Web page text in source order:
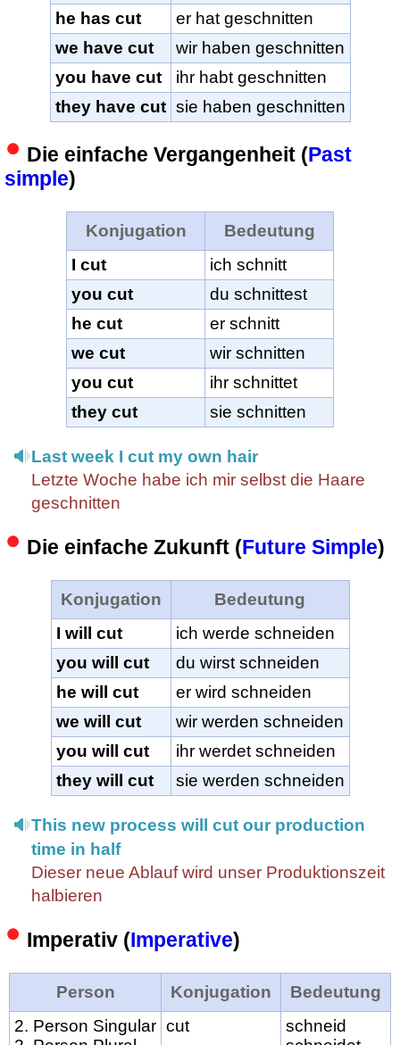
he has cut
er hat geschnitten
we have cut
wir haben geschnitten
you have cut
ihr habt geschnitten
they have cut sie haben geschnitten
Die einfache Vergangenheit (Past
simple)
Konjugation
Bedeutung
I cut
ich schnitt
you cut
du schnittest
he cut
er schnitt
we cut
wir schnitten
you cut
ihr schnittet
they cut
sie schnitten
Last week I cut my own hair
Letzte Woche habe ich mir selbst die Haare
geschnitten
Die einfache Zukunft (Future Simple)
Konjugation
Bedeutung
I will cut
ich werde schneiden
you will cut
du wirst schneiden
he will cut
er wird schneiden
we will cut
wir werden schneiden
you will cut
ihr werdet schneiden
they will cut
sie werden schneiden
This new process will cut our production
time in half
Dieser neue Ablauf wird unser Produktionszeit
halbieren
Imperativ (Imperative)
Person Konjugation
Bedeutung
2. Person Singular cut
schneid